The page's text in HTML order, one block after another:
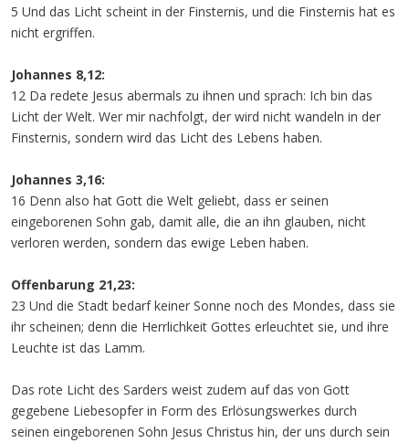
5 Und das Licht scheint in der Finsternis, und die Finsternis hat es
nicht ergriffen.
Johannes 8,12:
12 Da redete Jesus abermals zu ihnen und sprach: Ich bin das
Licht der Welt. Wer mir nachfolgt, der wird nicht wandeln in der
Finsternis, sondern wird das Licht des Lebens haben.
Johannes 3,16:
16 Denn also hat Gott die Welt geliebt, dass er seinen
eingeborenen Sohn gab, damit alle, die an ihn glauben, nicht
verloren werden, sondern das ewige Leben haben.
Offenbarung 21,23:
23 Und die Stadt bedarf keiner Sonne noch des Mondes, dass sie
ihr scheinen; denn die Herrlichkeit Gottes erleuchtet sie, und ihre
Leuchte ist das Lamm.
Das rote Licht des Sarders weist zudem auf das von Gott
gegebene Liebesopfer in Form des Erlösungswerkes durch
seinen eingeborenen Sohn Jesus Christus hin, der uns durch sein